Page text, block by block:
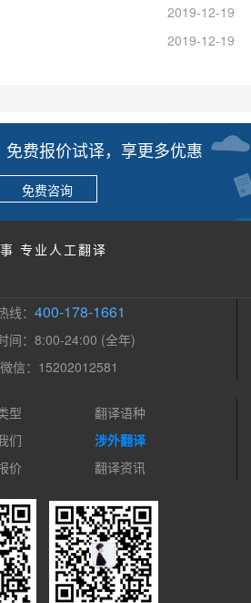
2019-12-19
2019-12-19
费报价试译，享更多优惠
免费咨询
专业人工翻译
线：400-178-1661
间：8:00-24:00 (全年)
信：15202012581
型
翻译语种
们
涉外翻译
价
翻译资讯